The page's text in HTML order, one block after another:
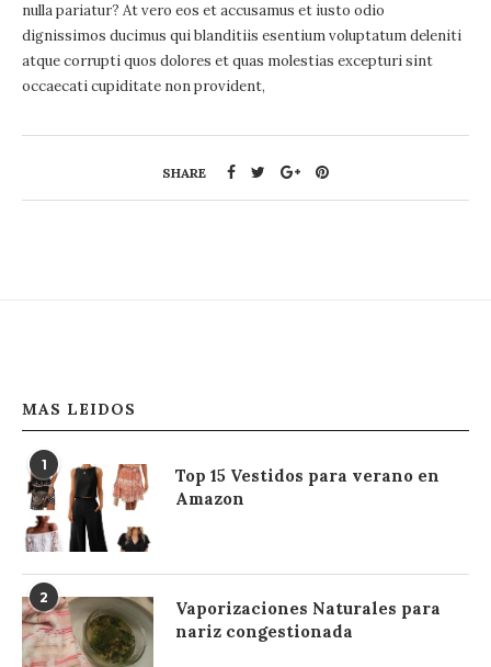
nulla pariatur? At vero eos et accusamus et iusto odio
dignissimos ducimus qui blanditiis esentium voluptatum deleniti
atque corrupti quos dolores et quas molestias excepturi sint
occaecati cupiditate non provident,
SHARE
MAS LEIDOS
1
Top 15 Vestidos para verano en
Amazon
2
Vaporizaciones Naturales para
nariz congestionada